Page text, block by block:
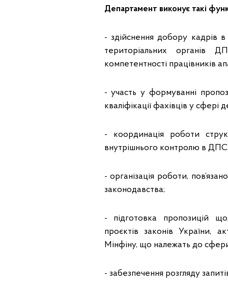
Департамент виконує такі
- здійснення добору кадрів
територіальних органів
компетентності працівників
- участь у формуванні
кваліфікації фахівців у
- координація роботи
внутрішнього контролю в
- організація роботи,
законодавства;
- підготовка пропозицій
проєктів законів України,
Мінфіну, що належать до
- забезпечення розгляду